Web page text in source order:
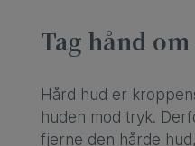
Tag hånd
Hård hud er
huden mod tryk.
fjerne den hårde